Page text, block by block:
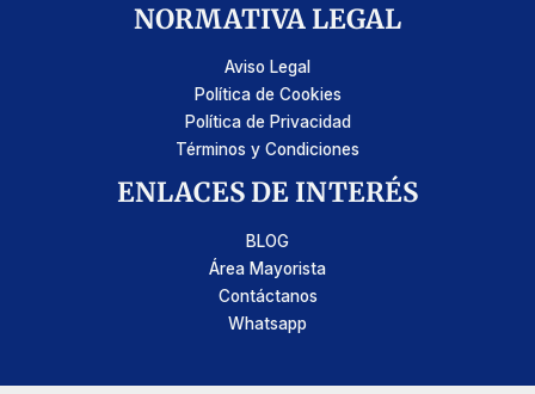
NORMATIVA LEGAL
Aviso Legal
Política de Cookies
Política de Privacidad
Términos y Condiciones
ENLACES DE INTERÉS
BLOG
Área Mayorista
Contáctanos
Whatsapp